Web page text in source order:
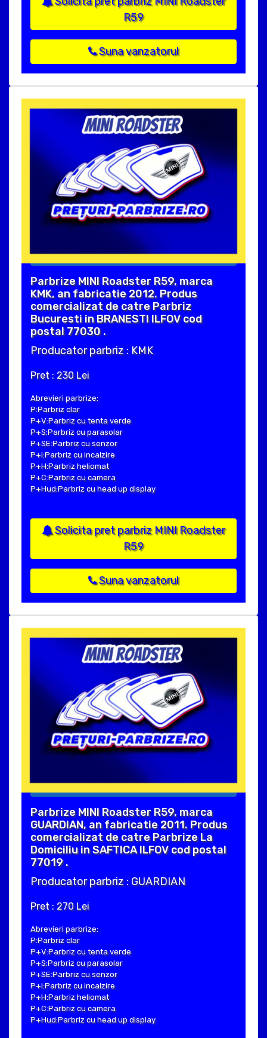
R59
Suna vanzatorul
Parbrize MINI Roadster R59, marca
KMK, an fabricatie 2012. Produs
comercializat de catre Parbriz
Bucuresti in BRANESTI ILFOV cod
postal 77030 .
Producator parbriz : KMK
Pret : 230 Lei
Abrevieri parbrize:
P:Parbriz clar
P+V:Parbriz cu tenta verde
P+S:Parbriz cu parasolar
P+SE:Parbriz cu senzor
P+I:Parbriz cu incalzire
P+H:Parbriz heliomat
P+C:Parbriz cu camera
P+Hud:Parbriz cu head up display
Solicita pret parbriz MINI Roadster
R59
Suna vanzatorul
Parbrize MINI Roadster R59, marca
GUARDIAN, an fabricatie 2011. Produs
comercializat de catre Parbrize La
Domiciliu in SAFTICA ILFOV cod postal
77019 .
Producator parbriz : GUARDIAN
Pret : 270 Lei
Abrevieri parbrize:
P:Parbriz clar
P+V:Parbriz cu tenta verde
P+S:Parbriz cu parasolar
P+SE:Parbriz cu senzor
P+I:Parbriz cu incalzire
P+H:Parbriz heliomat
P+C:Parbriz cu camera
P+Hud:Parbriz cu head up display